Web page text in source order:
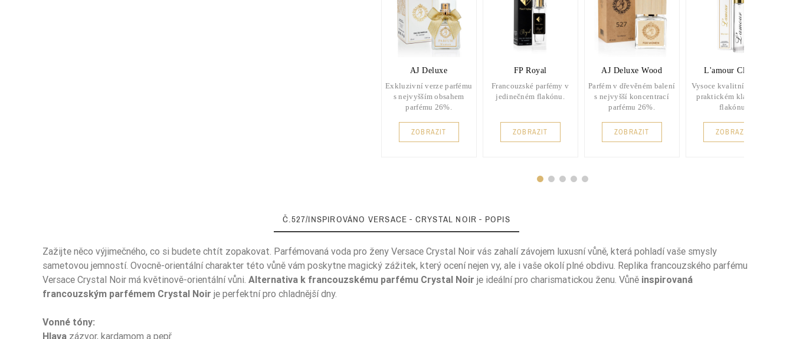
AJ Deluxe
Exkluzivní verze parfému
s nejvyšším obsahem
parfému 26%.
ZOBRAZIT
FP Royal
Francouzské parfémy v
jedinečném flakónu.
ZOBRAZIT
AJ Deluxe Wood
Parfém v dřevěném balení
s nejvyšší koncentrací
parfému 26%.
ZOBRAZIT
L'amour Classic
Vysoce kvalitní parfém v
praktickém klasickém
flakónu.
ZOBRAZIT
Č.527/INSPIROVÁNO VERSACE - CRYSTAL NOIR - POPIS
Zažijte něco výjimečného, co si budete chtít zopakovat. Parfémovaná voda pro ženy Versace Crystal Noir vás zahalí závojem luxusní vůně, která pohladí vaše smysly
sametovou jemností. Ovocně-orientální charakter této vůně vám poskytne magický zážitek, který ocení nejen vy, ale i vaše okolí plné obdivu. Replika francouzského parfému
Versace Crystal Noir má květinově-orientální vůni. Alternativa k francouzskému parfému Crystal Noir je ideální pro charismatickou ženu. Vůně inspirovaná
francouzským parfémem Crystal Noir je perfektní pro chladnější dny.
Vonné tóny:
Hlava zázvor, kardamom a pepř
Typ Zapachu
Typ Zapachu